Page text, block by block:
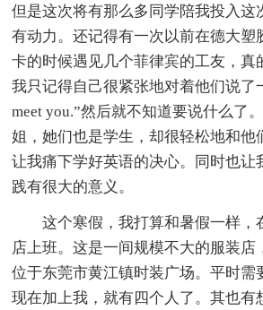
但是这次将有那么多同学陪我投入这
有动力。还记得有一次以前在德大塑
卡的时候遇见几个菲律宾的工友，真
我只记得自己很紧张地对着他们说了
meet you.”然后就不知道要说什么了
姐，她们也是学生，却很轻松地和他
让我痛下学好英语的决心。同时也让
践有很大的意义。
这个寒假，我打算和暑假一样，
店上班。这是一间规模不大的服装店
位于东莞市黄江镇时装广场。平时需
现在加上我，就有四个人了。其也有